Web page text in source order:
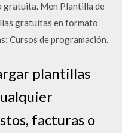
gratuita. Men Plantilla de
gratuitas en formato
Cursos de programación.
plantillas
facturas o